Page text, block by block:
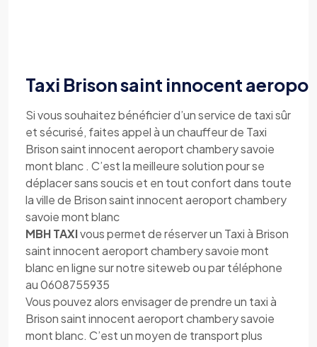
Taxi Brison saint innocent
Si vous souhaitez bénéficier d’un service de taxi sûr
et sécurisé, faites appel à un chauffeur de Taxi
Brison saint innocent aeroport chambery savoie
mont blanc . C’est la meilleure solution pour se
déplacer sans soucis et en tout confort dans toute
la ville de Brison saint innocent aeroport chambery
savoie mont blanc
MBH TAXIvous permet de réserver un Taxi à Brison
saint innocent aeroport chambery savoie mont
blanc en ligne sur notre siteweb ou par téléphone
au 0608755935
Vous pouvez alors envisager de prendre un taxi à
Brison saint innocent aeroport chambery savoie
mont blanc. C’est un moyen de transport plus